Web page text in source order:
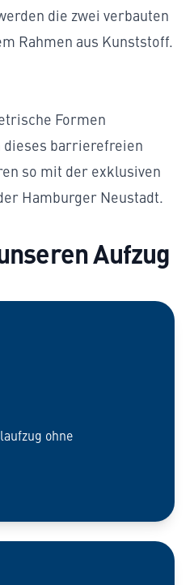
die zwei verbauten
Rahmen aus Kunststoff.
Formen
barrierefreien
so mit der exklusiven
Hamburger Neustadt.
Aufzug
ohne